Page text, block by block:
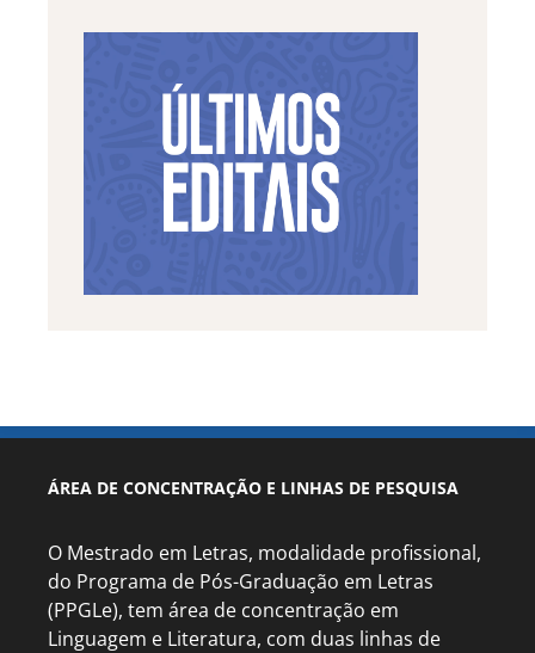
ÁREA DE CONCENTRAÇÃO E LINHAS DE PESQUISA
O Mestrado em Letras, modalidade profissional,
do Programa de Pós-Graduação em Letras
(PPGLe), tem área de concentração em
Linguagem e Literatura, com duas linhas de